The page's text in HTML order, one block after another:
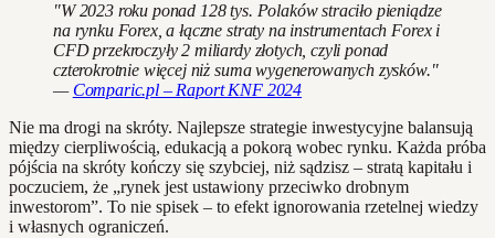
"W 2023 roku ponad 128 tys. Polaków straciło pieniądze
na rynku Forex, a łączne straty na instrumentach Forex i
CFD przekroczyły 2 miliardy złotych, czyli ponad
czterokrotnie więcej niż suma wygenerowanych zysków."
— Comparic.pl – Raport KNF 2024
Nie ma drogi na skróty. Najlepsze strategie inwestycyjne balansują
między cierpliwością, edukacją a pokorą wobec rynku. Każda próba
pójścia na skróty kończy się szybciej, niż sądzisz – stratą kapitału i
poczuciem, że „rynek jest ustawiony przeciwko drobnym
inwestorom”. To nie spisek – to efekt ignorowania rzetelnej wiedzy
i własnych ograniczeń.